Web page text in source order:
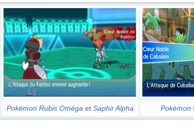
Pokémon Rubis Oméga et Saphir Alpha Pokémon